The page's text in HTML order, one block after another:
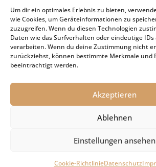
Um dir ein optimales Erlebnis zu bieten,
wie Cookies, um Geräteinformationen zu
zuzugreifen. Wenn du diesen Technologien
Daten wie das Surfverhalten oder eindeutige IDs
verarbeiten. Wenn du deine Zustimmung nicht
zurückziehst, können bestimmte Merkmale und
beeinträchtigt werden.
Akzeptieren
Ablehnen
Einstellungen ansehen
Cookie-RichtlinieDatenschutz
Nachlassverbindlichkeiten
Umsatzsteuer-Umrechnungskurse Juli
Keine Steuerfreiheit eines sog.
bei Mutterkapitalgesellschaft
Schenkungsteuer: Zinssatz von 5,5 %
Cookie-Richtlinie (EU)
© 2021 Kanzlei Dr. Holger